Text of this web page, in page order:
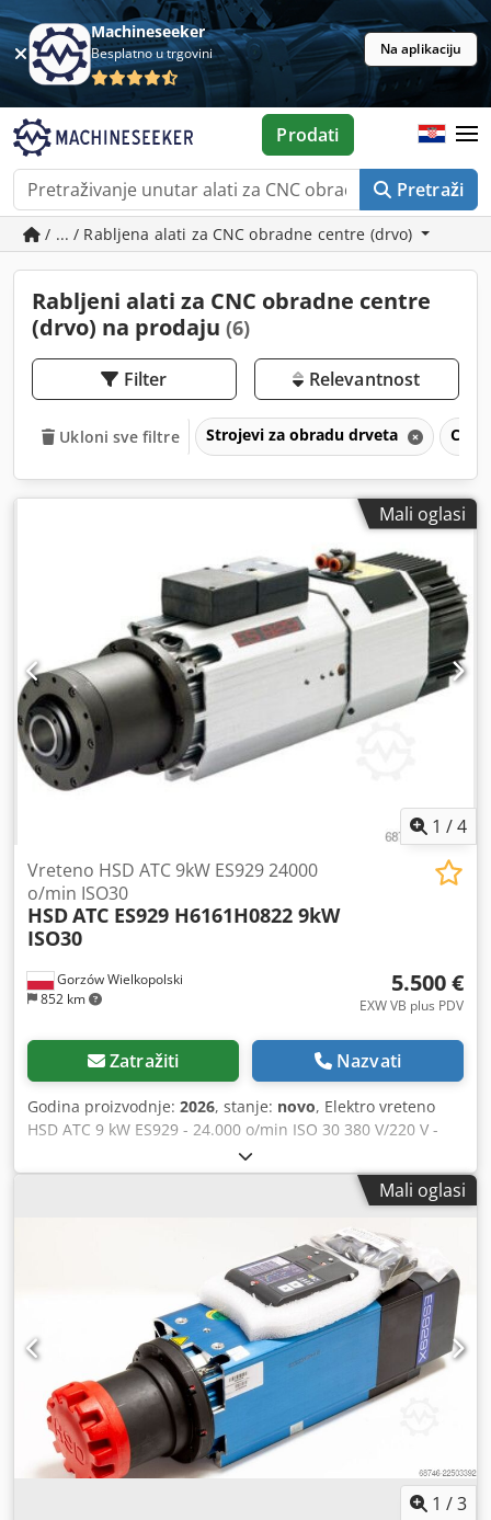
Machineseeker
Besplatno u trgovini Na aplikaciju
Pretraži
Prodati
/ ... / Rabljena alati za CNC obradne centre (drvo)
Rabljeni alati za CNC obradne centre
(drvo) na prodaju (6)
Filter Relevantnost
Ukloni sve filtre Strojevi za obradu drveta
Mali oglasi
1 /4
Gorzów Wielkopolski
852 km
Vreteno HSD ATC 9kW ES929 24000
o/min ISO30
HSDATC ES929 H6161H0822 9kW
ISO30
5.500 €
EXW VB plus PDV
Zatražiti Nazvati
Godina proizvodnje: 2026, stanje: novo, Elektro vreteno
HSD ATC 9 kW ES929 - 24.000 o/min ISO 30 380 V/220 V -
H6161H0822 - automatska izmjena alata Snaga S1/S6: 7,5
kW/9 kW Automatsko zaključavanje alata pomoću
pneumatskih klipova Napajanje: 380/220V Keramički
produljuje vijek trajanja Maksimalna brzina: 24000 o/min
Težina: 31 kg Izrađen od aluminija Dodatno hlađenje
Mali oglasi
1 /3